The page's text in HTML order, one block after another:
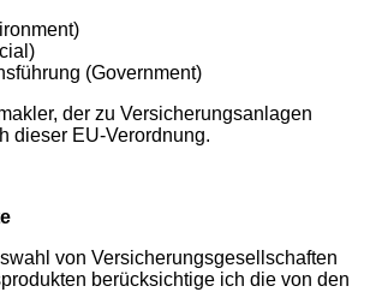
(Government)
der zu Versicherungsanlagen
dieser EU-Verordnung.
von Versicherungsgesellschaften
berücksichtige ich die von den